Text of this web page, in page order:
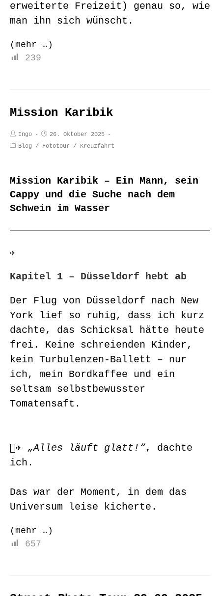
erweiterte Freizeit) genau so, wie
man ihn sich wünscht.
(mehr …)
239
Mission Karibik
Ingo
26. Oktober 2025
Blog / Fototour / Kreuzfahrt
Mission Karibik – Ein Mann, sein
Cappy und die Suche nach dem
Schwein im Wasser
✈️
Kapitel 1 – Düsseldorf hebt ab
Der Flug von Düsseldorf nach New
York lief so ruhig, dass ich kurz
dachte, das Schicksal hätte heute
frei. Keine schreienden Kinder,
kein Turbulenzen-Ballett – nur
ich, mein Bordkaffee und ein
seltsam selbstbewusster
Tomatensaft.
🧑‍✈️ „Alles läuft glatt!“, dachte
ich.
Das war der Moment, in dem das
Universum leise kicherte.
(mehr …)
657